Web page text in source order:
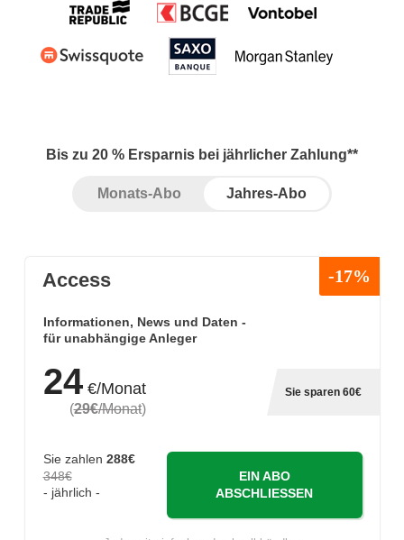
Bis zu 20 % Ersparnis bei jährlicher Zahlung**
Monats-Abo Jahres-Abo
Access -17%
Informationen, News und Daten -
für unabhängige Anleger
24€/Monat
(29€/Monat)
Sie sparen 60€
Sie zahlen 288€
348€
- jährlich -
EIN ABO
ABSCHLIESSEN